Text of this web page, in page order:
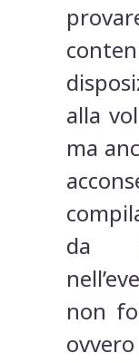
alla
ma
da
non